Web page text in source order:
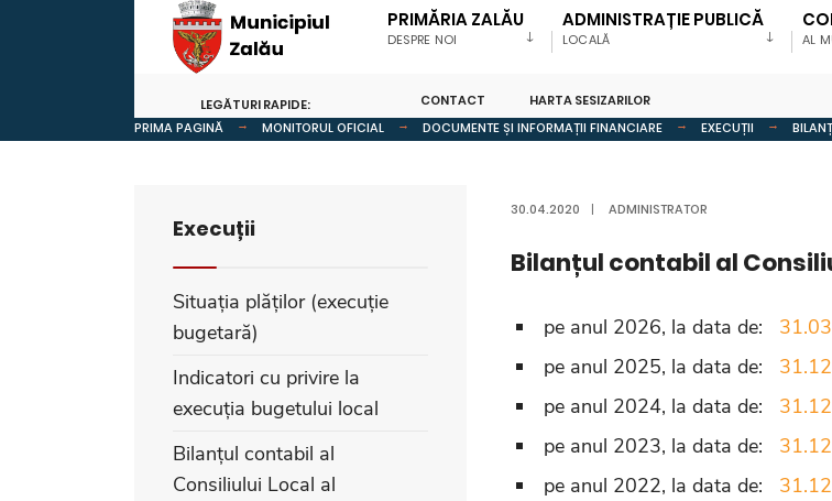
PRIMĂRIA ZALĂU
DESPRE NOI
ADMINISTRAȚIE PUBLICĂ
LOCALĂ AL
LEGĂTURI RAPIDE: CONTACT
HARTA SESIZARILOR
PRIMA PAGINĂ
MONITORUL OFICIAL DOCUMENTE ȘI INFORMAȚII FINANCIARE EXECUȚII
30.04.2020 | ADMINISTRATOR
Bilanțul contabil al
pe anul 2026, la data de: 31.03
pe anul 2025, la data de: 31.12
pe anul 2024, la data de: 31.12
pe anul 2023, la data de: 31.12
pe anul 2022, la data de: 31.12
Execuții
Situația plăților (execuție
bugetară)
Indicatori cu privire la
execuția bugetului local
Bilanțul contabil al
Consiliului Local al